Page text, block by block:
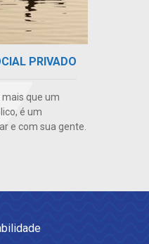
PRIVADO
que um
é um
e com sua gente.